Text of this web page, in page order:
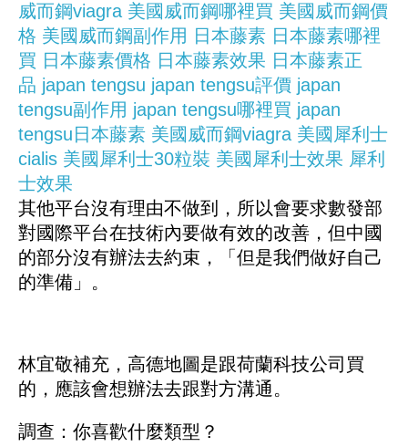
威而鋼viagra 美國威而鋼哪裡買 美國威而鋼價
格 美國威而鋼副作用 日本藤素 日本藤素哪裡
買 日本藤素價格 日本藤素效果 日本藤素正
品 japan tengsu japan tengsu評價 japan
tengsu副作用 japan tengsu哪裡買 japan
tengsu日本藤素 美國威而鋼viagra 美國犀利士
cialis 美國犀利士30粒裝 美國犀利士效果 犀利
士效果
其他平台沒有理由不做到，所以會要求數發部
對國際平台在技術內要做有效的改善，但中國
的部分沒有辦法去約束，「但是我們做好自己
的準備」。
林宜敬補充，高德地圖是跟荷蘭科技公司買
的，應該會想辦法去跟對方溝通。
調查：你喜歡什麼類型？